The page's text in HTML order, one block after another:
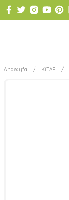
Anasayfa KİTAP